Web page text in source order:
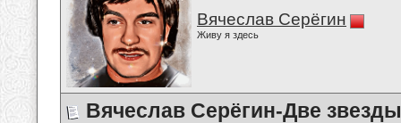
Вячеслав Серёгин
Живу я здесь
Вячеслав Серёгин-Две звезды